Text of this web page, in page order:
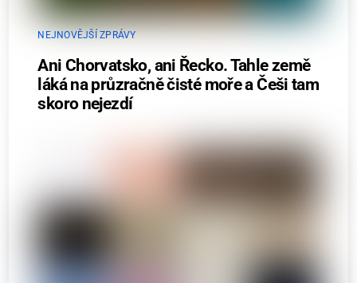
NEJNOVĚJŠÍ ZPRÁVY
Ani Chorvatsko, ani Řecko. Tahle země
láká na průzračně čisté moře a Češi tam
skoro nejezdí